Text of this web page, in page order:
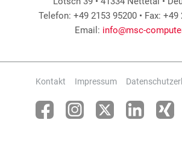
Telefon: +49 2153 95200 • Fax: +49
Email: info@msc-
Kontakt Impressum